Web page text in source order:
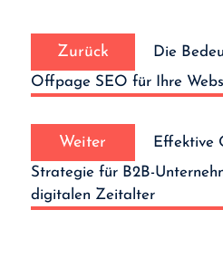
Navigation
Zurück
Vorheriger
Die
Offpage SEO für Ihre
Weiter
Nächster
Effektive
Strategie für B2B-
digitalen Zeitalter